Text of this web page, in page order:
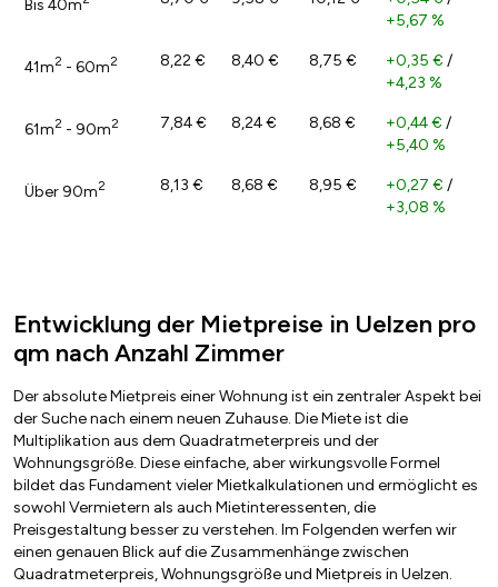
Bis 40m
+5,67 %
41m2 - 60m2 8,22 € 8,40 € 8,75 € +0,35 € /
+4,23 %
61m2 - 90m2 7,84 € 8,24 € 8,68 € +0,44 € /
+5,40 %
Über 90m2 8,13 € 8,68 € 8,95 € +0,27 € /
+3,08 %
Entwicklung der Mietpreise in Uelzen pro
qm nach Anzahl Zimmer
Der absolute Mietpreis einer Wohnung ist ein zentraler Aspekt bei
der Suche nach einem neuen Zuhause. Die Miete ist die
Multiplikation aus dem Quadratmeterpreis und der
Wohnungsgröße. Diese einfache, aber wirkungsvolle Formel
bildet das Fundament vieler Mietkalkulationen und ermöglicht es
sowohl Vermietern als auch Mietinteressenten, die
Preisgestaltung besser zu verstehen. Im Folgenden werfen wir
einen genauen Blick auf die Zusammenhänge zwischen
Quadratmeterpreis, Wohnungsgröße und Mietpreis in Uelzen.